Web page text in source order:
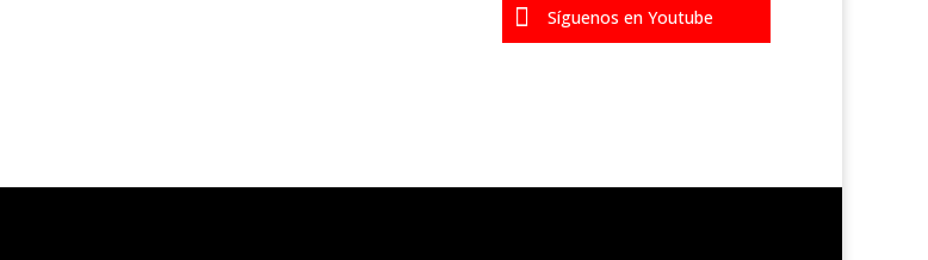
 Síguenos en Youtube